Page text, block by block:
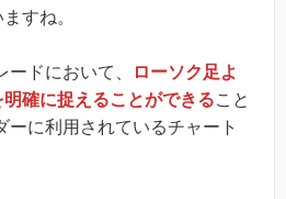
すね。
ードにおいて、
ローソク足よ
確に捉えることができること
ーに利用されているチャート